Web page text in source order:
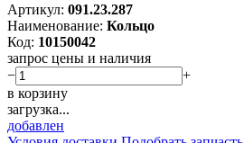
Артикул: 091.23.287
Наименование: Кольцо
Код: 10150042
запрос цены и наличия
−
+
в корзину
загрузка...
добавлен